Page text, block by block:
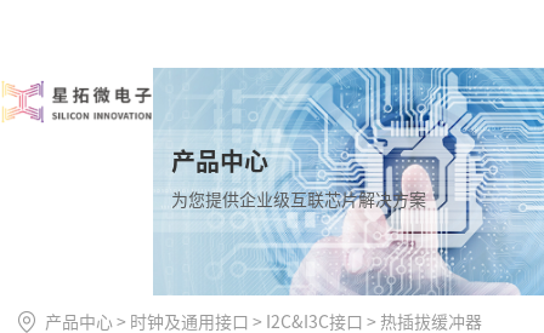
产品中心
为您提供企业级互联芯片解决方案
产品中心 > 时钟及通用接口 > I2C&I3C接口 > 热插拔缓冲器